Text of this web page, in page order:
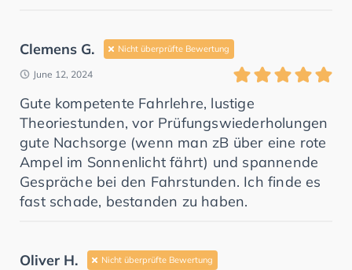
Clemens G. Nicht überprüfte Bewertung
June 12, 2024
Gute kompetente Fahrlehre, lustige
Theoriestunden, vor Prüfungswiederholungen
gute Nachsorge (wenn man zB über eine rote
Ampel im Sonnenlicht fährt) und spannende
Gespräche bei den Fahrstunden. Ich finde es
fast schade, bestanden zu haben.
Oliver H. Nicht überprüfte Bewertung